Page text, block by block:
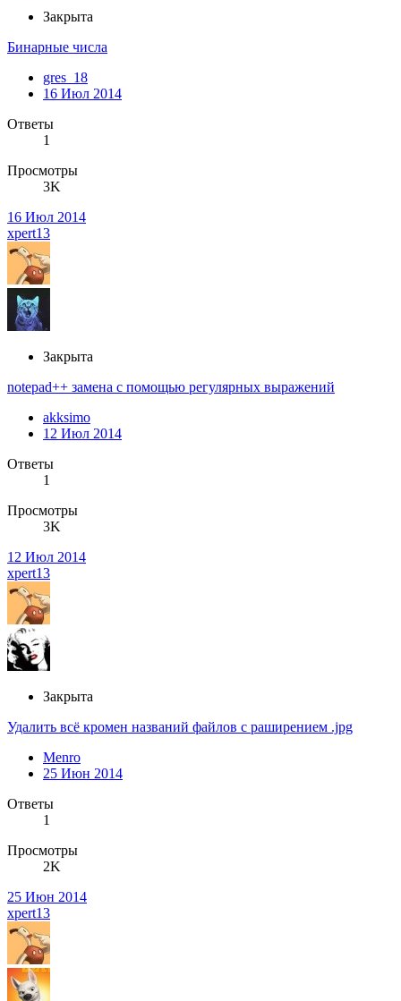
Закрыта
Бинарные числа
gres_18
16 Июл 2014
Ответы
1
Просмотры
3K
16 Июл 2014
xpert13
Закрыта
notepad++ замена с помощью регулярных выражений
akksimo
12 Июл 2014
Ответы
1
Просмотры
3K
12 Июл 2014
xpert13
Закрыта
Удалить всё кромен названий файлов с раширением .jpg
Menro
25 Июн 2014
Ответы
1
Просмотры
2K
25 Июн 2014
xpert13